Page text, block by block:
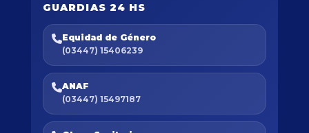
GUARDIAS 24 HS
Equidad de Género
(03447) 15406239
ANAF
(03447) 15497187